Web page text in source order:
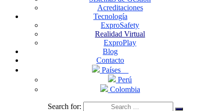
Acreditaciones
Tecnología
ExproSafety
Realidad Virtual
ExproPlay
Blog
Contacto
Países
Perú
Colombia
Search for: